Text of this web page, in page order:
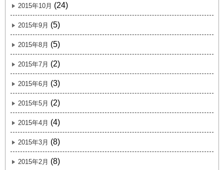
2015年10月 (24)
2015年9月 (5)
2015年8月 (5)
2015年7月 (2)
2015年6月 (3)
2015年5月 (2)
2015年4月 (4)
2015年3月 (8)
2015年2月 (8)